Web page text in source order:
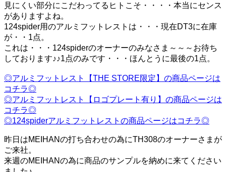
見にくい部分にこだわってるヒトこそ・・・・本当にセンス
がありますよね。
124spider用のアルミフットレストは・・・現在DT3に在庫
が・・1点。
これは・・・124spiderのオーナーのみなさま～～～お待ち
しております♪♪1点のみです・・・ほんとうに最後の1点。
◎アルミフットレスト【THE STORE限定】の商品ページは
コチラ◎
◎アルミフットレスト【ロゴプレート有り】の商品ページは
コチラ◎
◎124spiderアルミフットレストの商品ページはコチラ◎
昨日はMEIHANの打ち合わせの為にTH308のオーナーさまが
ご来社。
来週のMEIHANの為に商品のサンプルを納めに来てください